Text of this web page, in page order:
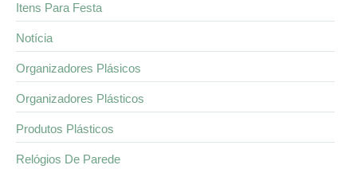
Itens Para Festa
Notícia
Organizadores Plásicos
Organizadores Plásticos
Produtos Plásticos
Relógios De Parede